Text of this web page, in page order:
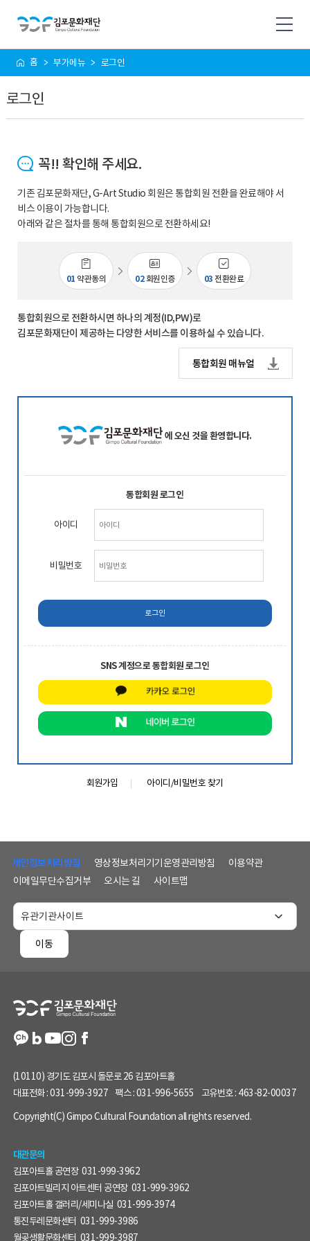
사
이
맵
홈 부가메뉴 로그인
로그인
꼭!! 확인해 주세요.
기존 김포문화재단, G-Art Studio 회원은 통합회원 전환을 완료해야 서
비스 이용이 가능합니다.
아래와 같은 절차를 통해 통합회원으로 전환하세요!
01 약관동의 02회원인증 03 전환완료
통합회원으로 전환하시면 하나의 계정(ID,PW)로
김포문화재단이 제공하는 다양한 서비스를 이용하실 수 있습니다.
통합회원 매뉴얼
에 오신 것을 환영합니다.
통합회원 로그인
아이디
비밀번호
SNS 계정으로 통합회원 로그인
회원가입 아이디/비밀번호 찾기
개인정보처리방침 영상정보처리기기운영관리방침
이용약관
이메일무단수집거부
오시는 길 사이트맵
이동
(10110) 경기도 김포시 돌문로 26 김포아트홀
대표전화 :031-999-3927 팩스 :031-996-5655 고유번호 : 463-82-00037
Copyright(C) Gimpo Cultural Foundation all rights reserved.
대관문의
김포아트홀 공연장 031-999-3962
김포아트빌리지 아트센터 공연장 031-999-3962
김포아트홀 갤러리/세미나실 031-999-3974
통진두레문화센터 031-999-3986
월곶생활문화센터 031-999-3987